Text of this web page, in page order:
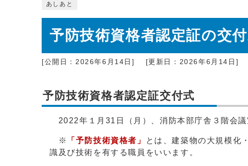
あしあと
予防技術資格者認定証の交
[公開日：2026年6月14日] [更新日：2026年6月14日]
予防技術資格者認定証交付式
2022年１月31日（月）、消防本部庁舎３階会議
※ 「予防技術資格者」
とは、建築物の大規模化
識及び技術を有する職員をいいます。